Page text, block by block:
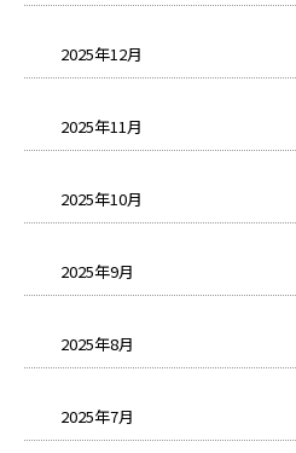
2025年12月
2025年11月
2025年10月
2025年9月
2025年8月
2025年7月